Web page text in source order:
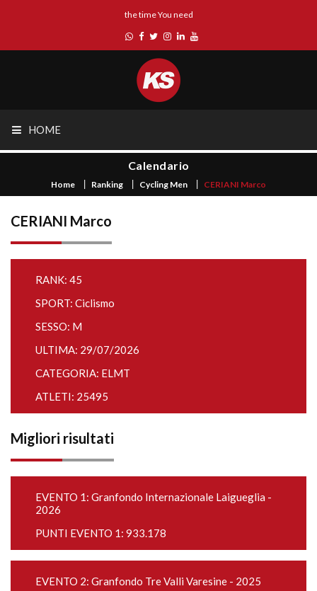
the time You need
HOME
Calendario
Home Ranking Cycling Men CERIANI Marco
CERIANI Marco
RANK: 45
SPORT: Ciclismo
SESSO: M
ULTIMA: 29/07/2026
CATEGORIA: ELMT
ATLETI: 25495
Migliori risultati
EVENTO 1: Granfondo Internazionale Laigueglia -
2026
PUNTI EVENTO 1: 933.178
EVENTO 2: Granfondo Tre Valli Varesine - 2025